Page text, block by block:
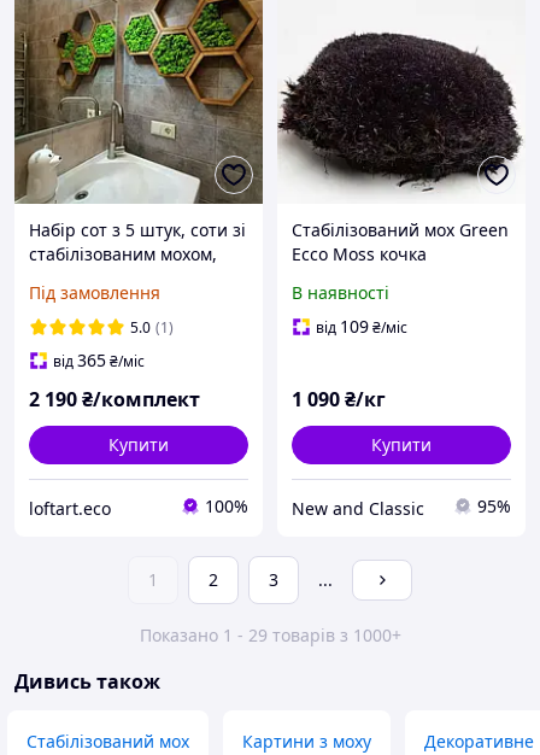
Набір сот з 5 штук, соти зі
стабілізованим мохом,
соти, декор з моху
Під замовлення
5.0 (1)
від365₴/міс
2 190₴/комплект
Купити
loftart.eco 100%
Стабілізований мох Green
Ecco Moss кочка
В наявності
від 109₴/міс
1 090₴/кг
Купити
New and Classic 95%
1 2 3 ...
Показано 1 - 29 товарів з 1000+
Дивись також
Стабілізований мох Картини з моху Декоративне